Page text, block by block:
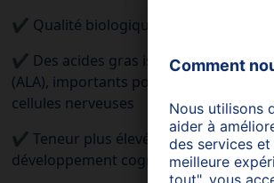
✔ Qualité biologique éprouvée par
✔ Des acides gras issus des oméga-3
(ALA), importants pour le cerveau et les
cellules nerveuses
✔ Teneur plus élevée en fer pour le
développement cognitif